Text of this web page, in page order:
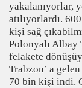
yakalanıyorlar,
atılıyorlardı.
kişi sağ
Polonyalı Albay
felakete
Trabzon’ a
70 bin kişi indi.